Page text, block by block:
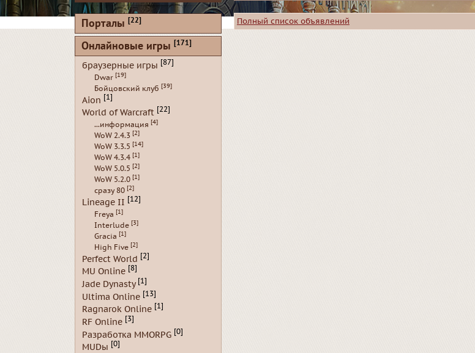
Полный список объявлений
Порталы [22]
Онлайновые игры [171]
браузерные игры [87]
Dwar [19]
Бойцовский клуб [39]
Aion [1]
World of Warcraft [22]
...информация [4]
WoW 2.4.3 [2]
WoW 3.3.5 [14]
WoW 4.3.4 [1]
WoW 5.0.5 [2]
WoW 5.2.0 [1]
сразу 80 [2]
Lineage II [12]
Freya [1]
Interlude [3]
Gracia [1]
High Five [2]
Perfect World [2]
MU Online [8]
Jade Dynasty [1]
Ultima Online [13]
Ragnarok Online [1]
RF Online [3]
Разработка MMORPG [0]
MUDы [0]